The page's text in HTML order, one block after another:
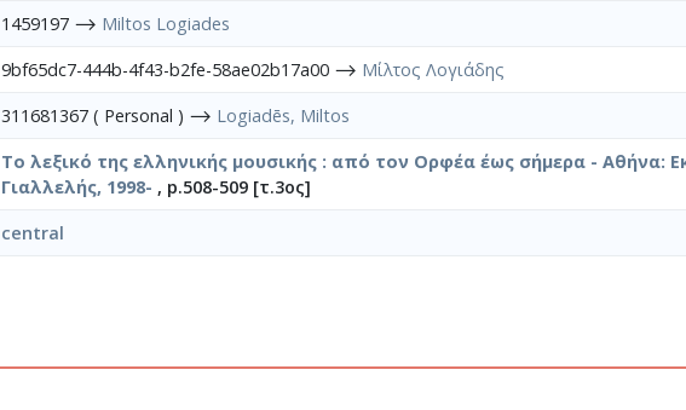
1459197 ⟶ Miltos Logiades
9bf65dc7-444b-4f43-b2fe-58ae02b17a00 ⟶ Μίλτος Λογιάδης
311681367 ( Personal ) ⟶ Logiadēs, Miltos
Το λεξικό της ελληνικής μουσικής : από τον Ορφέα έως σήμερα - Αθήνα:
Γιαλλελής, 1998- , p.508-509 [τ.3ος]
central